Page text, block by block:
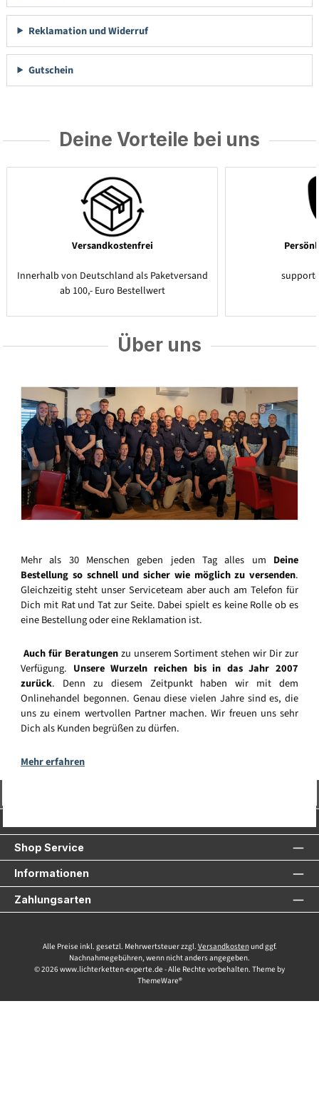
Reklamation und Widerruf
Gutschein
Deine Vorteile bei uns
Versandkostenfrei
Innerhalb von Deutschland als Paketversand
ab 100,- Euro Bestellwert
Über uns
Mehr als 30 Menschen geben jeden Tag alles um Deine
Bestellung so schnell und sicher wie möglich zu versenden.
Gleichzeitig steht unser Serviceteam aber auch am Telefon für
Dich mit Rat und Tat zur Seite. Dabei spielt es keine Rolle ob es
eine Bestellung oder eine Reklamation ist.
Auch für Beratungenzu unserem Sortiment stehen wir Dir zur
Verfügung. Unsere Wurzeln reichen bis in das Jahr 2007
zurück. Denn zu diesem Zeitpunkt haben wir mit dem
Onlinehandel begonnen. Genau diese vielen Jahre sind es, die
uns zu einem wertvollen Partner machen. Wir freuen uns sehr
Dich als Kunden begrüßen zu dürfen.
Mehr erfahren
Shop Service
Informationen
Zahlungsarten
Alle Preise inkl. gesetzl. Mehrwertsteuer zzgl. Versandkostenund ggf.
Nachnahmegebühren, wenn nicht anders angegeben.
© 2026 www.lichterketten-experte.de - Alle Rechte vorbehalten. Theme by
ThemeWare®